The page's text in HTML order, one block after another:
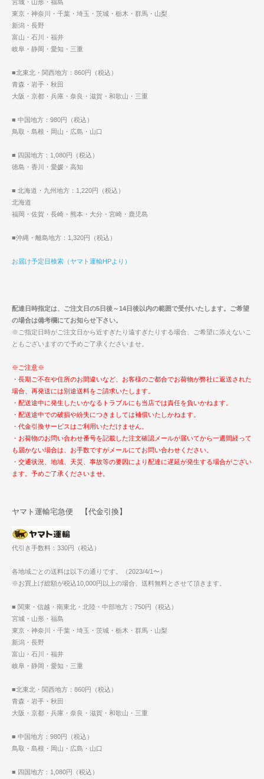
宮城・山形・福島
東京・神奈川・千葉・埼玉・茨城・栃木・群馬・山梨
新潟・長野
富山・石川・福井
岐阜・静岡・愛知・三重
■北東北・関西地方：860円（税込）
青森・岩手・秋田
大阪・京都・兵庫・奈良・滋賀・和歌山・三重
■ 中国地方：980円（税込）
鳥取・島根・岡山・広島・山口
■ 四国地方：1,080円（税込）
徳島・香川・愛媛・高知
■ 北海道・九州地方：1,220円（税込）
北海道
福岡・佐賀・長崎・熊本・大分・宮崎・鹿児島
■沖縄・離島地方：1,320円（税込）
お届け予定日検索（ヤマト運輸HPより）
配達日時指定は、ご注文日の5日後～14日後以内の範囲で受付いたします。ご希望
の場合は備考欄にてお知らせ下さい。
※ご指定日時がご注文日から近すぎたり遠すぎたりする場合、ご希望に添えないこ
ともございますので予めご了承くださいませ。
※ご注意※
・長期ご不在や住所のお間違いなど、お客様のご都合でお荷物が弊社に返送された
場合、再発送には別途送料をご請求いたします。
・配送途中に発生したいかなるトラブルにも当店では責任を負いかねます。
・配送途中での破損や紛失につきましては補償いたしかねます。
・代金引換サービスはご利用いただけません。
・お荷物のお問い合わせ番号を記載した注文確認メールが届いてから一週間経って
も届かない場合は、お手数ですがメールにてお問い合わせください。
・交通状況、地域、天災、事故等の要因により配達に遅延が発生する場合がござい
ます。予めご了承くださいませ。
ヤマト運輸宅急便 【代金引換】
代引き手数料：330円（税込）
各地域ごとの送料は以下の通りです。（2023/4/1〜）
※お買上げ総額が税込10,000円以上の場合、送料無料とさせて頂きます。
■ 関東・信越・南東北・北陸・中部地方：750円（税込）
宮城・山形・福島
東京・神奈川・千葉・埼玉・茨城・栃木・群馬・山梨
新潟・長野
富山・石川・福井
岐阜・静岡・愛知・三重
■北東北・関西地方：860円（税込）
青森・岩手・秋田
大阪・京都・兵庫・奈良・滋賀・和歌山・三重
■ 中国地方：980円（税込）
鳥取・島根・岡山・広島・山口
■ 四国地方：1,080円（税込）